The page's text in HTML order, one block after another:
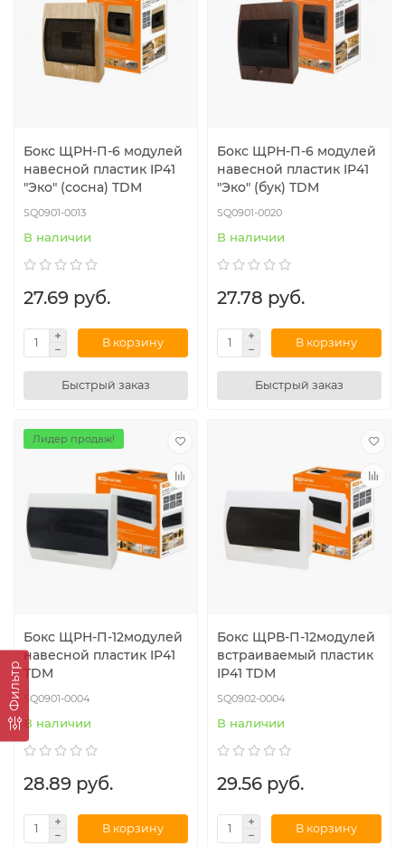
Фильтр
Бокс ЩРН-П-6 модулей
навесной пластик IP41
"Эко" (сосна) TDM
SQ0901-0013
В наличии
27.69 руб.
В корзину
Быстрый заказ
Бокс ЩРН-П-6 модулей
навесной пластик IP41
"Эко" (бук) TDM
SQ0901-0020
В наличии
27.78 руб.
В корзину
Быстрый заказ
Лидер продаж!
Бокс ЩРН-П-12модулей
навесной пластик IP41
TDM
SQ0901-0004
В наличии
28.89 руб.
В корзину
Бокс ЩРВ-П-12модулей
встраиваемый пластик
IP41 TDM
SQ0902-0004
В наличии
29.56 руб.
В корзину